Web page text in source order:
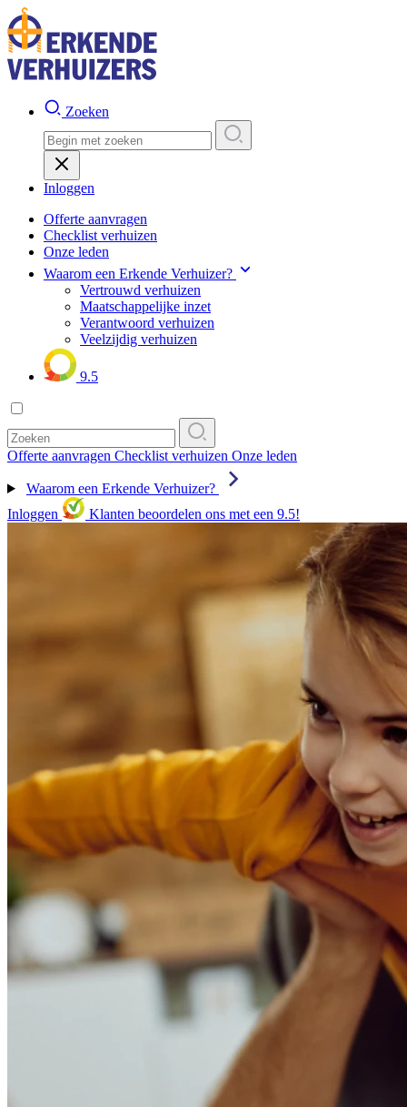
Zoeken
Inloggen
Offerte aanvragen
Checklist verhuizen
Onze leden
Waarom een Erkende Verhuizer?
Vertrouwd verhuizen
Maatschappelijke inzet
Verantwoord verhuizen
Veelzijdig verhuizen
9.5
Offerte aanvragen Checklist verhuizen Onze leden
Waarom een Erkende Verhuizer?
Inloggen
Klanten beoordelen ons met een 9.5!